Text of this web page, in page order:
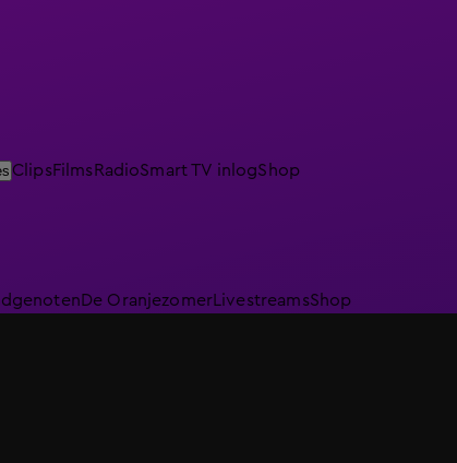
ClipsFilmsRadioSmart TV inlogShop
De Oranjezomer LivestreamsShop